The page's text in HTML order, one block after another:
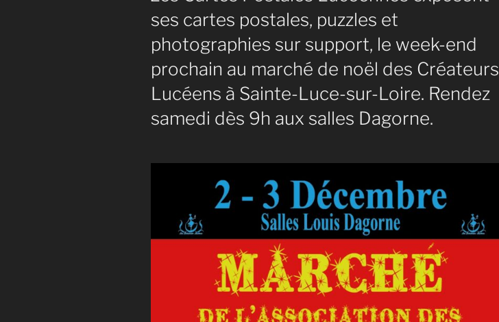
ses cartes postales, puzzles et
photographies sur support, le week-end
prochain au marché de noël des Créateurs
Lucéens à Sainte-Luce-sur-Loire. Rendez
samedi dès 9h aux salles Dagorne.